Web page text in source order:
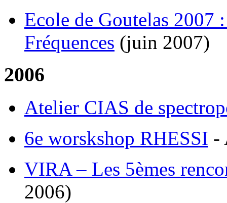
Ecole de Goutelas 2007
Fréquences (juin 2007)
2006
Atelier CIAS de
6e worskshop RHESSI -
VIRA – Les 5èmes
2006)